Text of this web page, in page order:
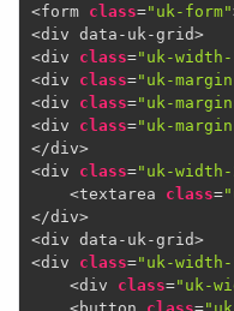
<form class="uk-form"
<div data-uk-grid>
<div class="uk-width-
<div class="uk-
<div class="uk-
<div class="uk-
</div>
<div class="uk-width-
    <textarea
class=
</div>
<div data-uk-grid>
<div class="uk-
	<div
class="uk-